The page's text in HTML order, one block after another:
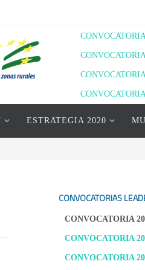
ESTRATEGIA 2020
CONVOCATORIAS
CONVOCATORIA
CONVOCATORIA
CONVOCATORIA